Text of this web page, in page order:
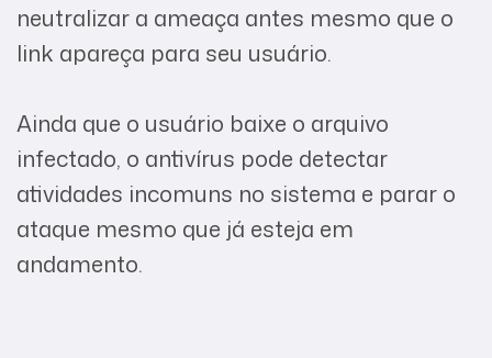
neutralizar a ameaça antes mesmo que o
link apareça para seu usuário.
Ainda que o usuário baixe o arquivo
infectado, o antivírus pode detectar
atividades incomuns no sistema e parar o
ataque mesmo que já esteja em
andamento.